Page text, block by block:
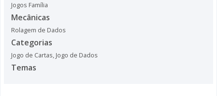
Jogos Família
Mecânicas
Rolagem de Dados
Categorias
Jogo de Cartas, Jogo de Dados
Temas